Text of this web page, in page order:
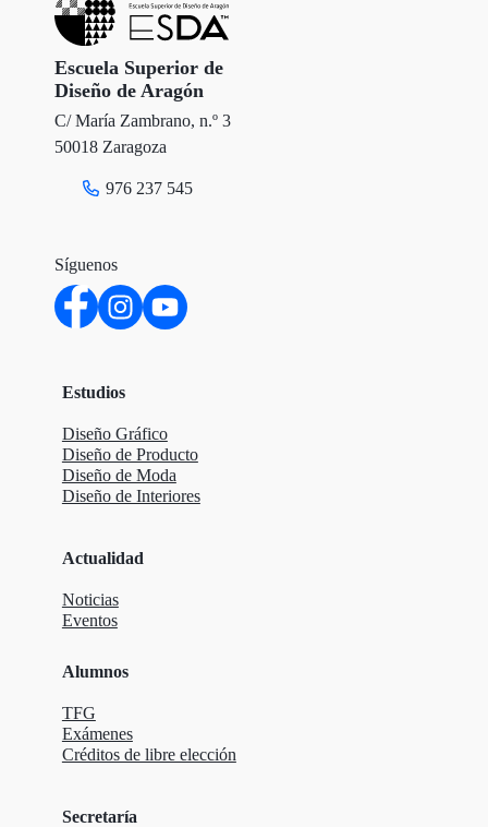
Escuela Superior de
Diseño de Aragón
C/ María Zambrano, n.º 3
50018 Zaragoza
976 237 545
Síguenos
Estudios
Diseño Gráfico
Diseño de Producto
Diseño de Moda
Diseño de Interiores
Actualidad
Noticias
Eventos
Alumnos
TFG
Exámenes
Créditos de libre elección
Secretaría